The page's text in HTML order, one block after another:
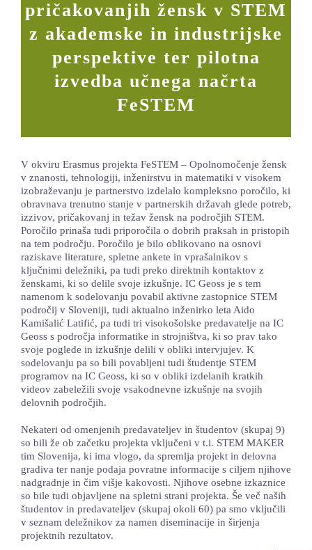
LOKALNA TOČKA SVOS
KNJIŽNICA
pričakovanjih žensk v STEM
z akademske in industrijske
perspektive ter pilotna
izvedba učnega načrta
FeSTEM
V okviru Erasmus projekta FeSTEM – Opolnomočenje žensk
v znanosti, tehnologiji, inženirstvu in matematiki v visokem
izobraževanju je partnerstvo izdelalo kompleksno poročilo, ki
obravnava trenutno stanje v partnerskih državah glede potreb,
izzivov, pričakovanj in težav žensk na področjih STEM.
Poročilo prinaša tudi priporočila o dobrih praksah in pristopih
na tem področju. Poročilo je bilo oblikovano na osnovi
raziskave literature, spletne ankete in vprašalnikov s
ključnimi deležniki, pa tudi preko direktnih kontaktov z
ženskami, ki so delile svoje izkušnje. IC Geoss je s tem
namenom k sodelovanju povabil aktivne zastopnice STEM
področij v Sloveniji, tudi aktualno inženirko leta Aido
Kamišalić Latifić, pa tudi tri visokošolske predavatelje na IC
Geoss s področja informatike in strojništva, ki so prav tako
svoje poglede in izkušnje delili v obliki intervjujev. K
sodelovanju pa so bili povabljeni tudi študentje STEM
programov na IC Geoss, ki so v obliki izdelanih kratkih
videov zabeležili svoje vsakodnevne izkušnje na svojih
delovnih področjih.
Nekateri od omenjenih predavateljev in študentov (skupaj 9)
so bili že ob začetku projekta vključeni v t.i. STEM MAKER
tim Slovenija, ki ima vlogo, da spremlja projekt in delovna
gradiva ter nanje podaja povratne informacije s ciljem njihove
nadgradnje in čim višje kakovosti. Njihove osebne izkaznice
so bile tudi objavljene na spletni strani projekta. Še več naših
študentov in predavateljev (skupaj okoli 60) pa smo vključili
v seznam deležnikov za namen diseminacije in širjenja
projektnih rezultatov.